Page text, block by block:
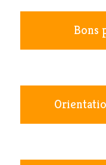
Bons